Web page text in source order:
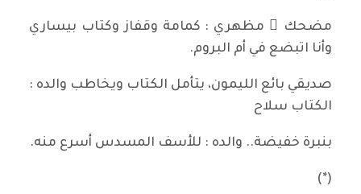
مضحك ٌ مظهري : كمامة وقفاز وكتاب بيساري
وأنا اتبضع في أم البروم.
صديقي بائع الليمون، يتأمل الكتاب ويخاطب والده :
الكتاب سلاح
بنبرة خفيضة.. والده : للأسف المسدس أسرع منه.
(*)